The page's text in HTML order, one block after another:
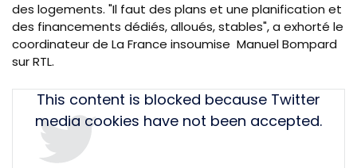
des logements. "Il faut des plans et une planification et
des financements dédiés, alloués, stables", a exhorté le
coordinateur de La France insoumise Manuel Bompard
sur RTL.
TweetThis content is blocked because Twitter
media cookies have not been accepted.